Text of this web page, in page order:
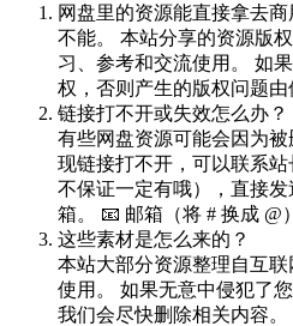
网盘里的资源能直接拿去商
不能。 本站分享的资源版
习、参考和交流使用。 如
权，否则产生的版权问题由
链接打不开或失效怎么办？
有些网盘资源可能会因为
现链接打不开，可以联系站
不保证一定有哦），直接
箱。 📧 邮箱（将 # 换成 @
这些素材是怎么来的？
本站大部分资源整理自互
使用。 如果无意中侵犯了
我们会尽快删除相关内容